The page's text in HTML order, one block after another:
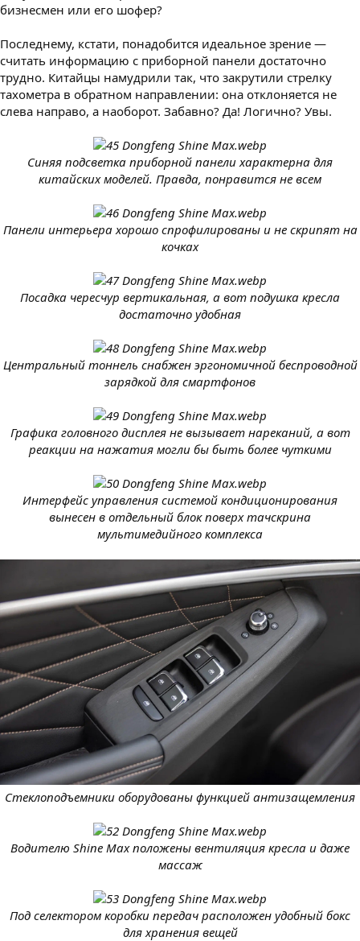
бизнесмен или его шофер?
Последнему, кстати, понадобится идеальное зрение —
считать информацию с приборной панели достаточно
трудно. Китайцы намудрили так, что закрутили стрелку
тахометра в обратном направлении: она отклоняется не
слева направо, а наоборот. Забавно? Да! Логично? Увы.
Синяя подсветка приборной панели характерна для
китайских моделей. Правда, понравится не всем
Панели интерьера хорошо спрофилированы и не скрипят на
кочках
Посадка чересчур вертикальная, а вот подушка кресла
достаточно удобная
Центральный тоннель снабжен эргономичной беспроводной
зарядкой для смартфонов
Графика головного дисплея не вызывает нареканий, а вот
реакции на нажатия могли бы быть более чуткими
Интерфейс управления системой кондиционирования
вынесен в отдельный блок поверх тачскрина
мультимедийного комплекса
Стеклоподъемники оборудованы функцией антизащемления
Водителю Shine Max положены вентиляция кресла и даже
массаж
Под селектором коробки передач расположен удобный бокс
для хранения вещей